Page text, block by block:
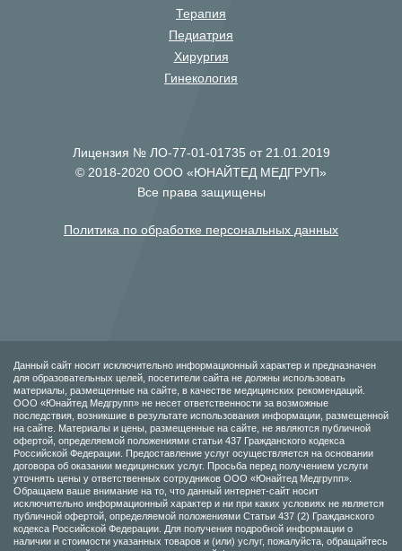
Терапия
Педиатрия
Хирургия
Гинекология
Лицензия № ЛО-77-01-01735 от 21.01.2019
© 2018-2020 ООО «ЮНАЙТЕД МЕДГРУП»
Все права защищены
Политика по обработке персональных данных
Данный сайт носит исключительно информационный характер и предназначен
для образовательных целей, посетители сайта не должны использовать
материалы, размещенные на сайте, в качестве медицинских рекомендаций.
ООО «Юнайтед Медгрупп» не несет ответственности за возможные
последствия, возникшие в результате использования информации, размещенной
на сайте. Материалы и цены, размещенные на сайте, не являются публичной
офертой, определяемой положениями статьи 437 Гражданского кодекса
Российской Федерации. Предоставление услуг осуществляется на основании
договора об оказании медицинских услуг. Просьба перед получением услуги
уточнять цены у ответственных сотрудников ООО «Юнайтед Медгрупп».
Обращаем ваше внимание на то, что данный интернет-сайт носит
исключительно информационный характер и ни при каких условиях не является
публичной офертой, определяемой положениями Статьи 437 (2) Гражданского
кодекса Российской Федерации. Для получения подробной информации о
наличии и стоимости указанных товаров и (или) услуг, пожалуйста, обращайтесь